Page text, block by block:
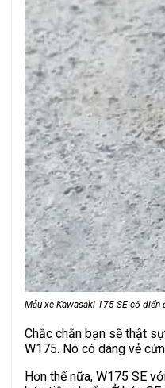
Mẫu xe Kawasaki 175 SE cổ điển
Chắc chắn bạn sẽ thật
W175. Nó có dáng vẻ
Hơn thế nữa, W175 SE